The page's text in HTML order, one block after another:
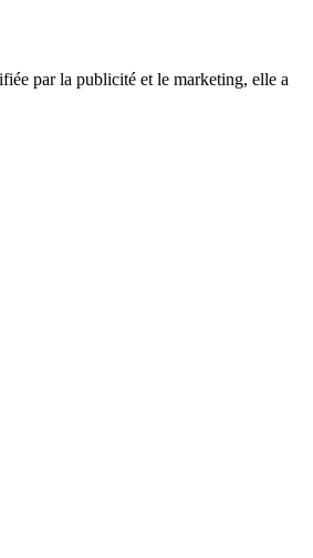
par la publicité et le marketing, elle a